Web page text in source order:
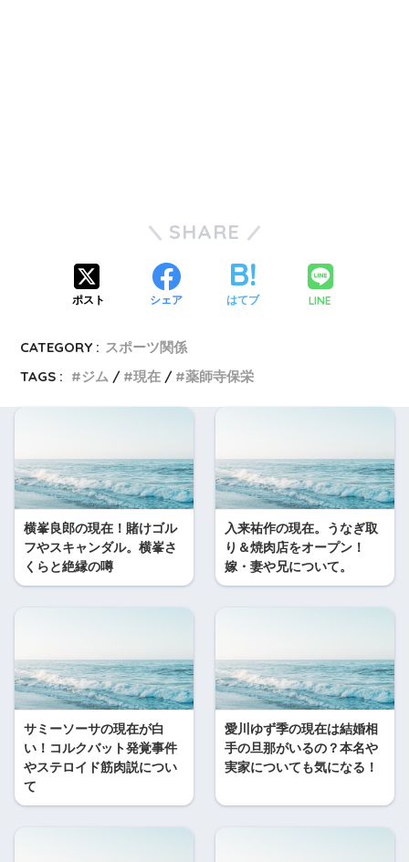
SHARE
ポスト シェア はてブ LINE
CATEGORY : スポーツ関係
TAGS :
ジム 現在 薬師寺保栄
横峯良郎の現在！賭けゴル
フやスキャンダル。横峯さ
くらと絶縁の噂
入来祐作の現在。うなぎ取
り＆焼肉店をオープン！
嫁・妻や兄について。
サミーソーサの現在が白
い！コルクバット発覚事件
やステロイド筋肉説につい
て
愛川ゆず季の現在は結婚相
手の旦那がいるの？本名や
実家についても気になる！